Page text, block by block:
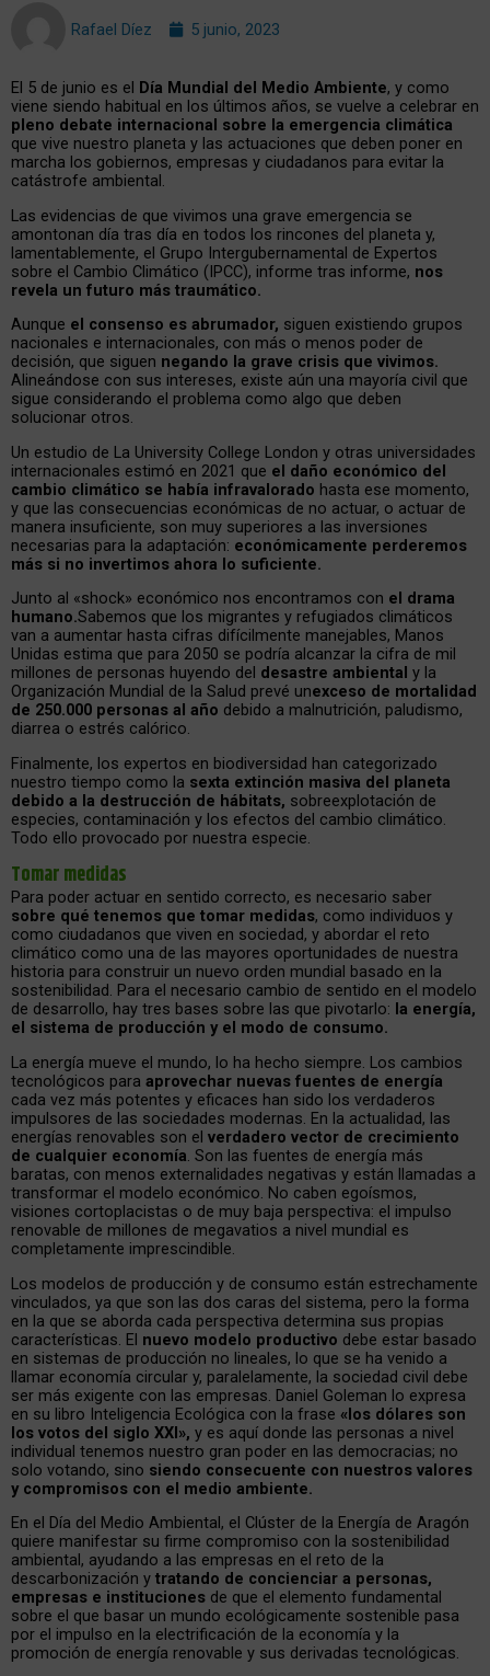
Rafael Díez 5 junio, 2023
El 5 de junio es el Día Mundial del Medio Ambiente, y como
viene siendo habitual en los últimos años, se vuelve a celebrar en
pleno debate internacional sobre la emergencia climática
que vive nuestro planeta y las actuaciones que deben poner en
marcha los gobiernos, empresas y ciudadanos para evitar la
catástrofe ambiental.
Las evidencias de que vivimos una grave emergencia se
amontonan día tras día en todos los rincones del planeta y,
lamentablemente, el Grupo Intergubernamental de Expertos
sobre el Cambio Climático (IPCC), informe tras informe, nos
revela un futuro más traumático.
Aunque el consenso es abrumador, siguen existiendo grupos
nacionales e internacionales, con más o menos poder de
decisión, que siguen negando la grave crisis que vivimos.
Alineándose con sus intereses, existe aún una mayoría civil que
sigue considerando el problema como algo que deben
solucionar otros.
Un estudio de La University College London y otras universidades
internacionales estimó en 2021 que el daño económico del
cambio climático se había infravalorado hasta ese momento,
y que las consecuencias económicas de no actuar, o actuar de
manera insuficiente, son muy superiores a las inversiones
necesarias para la adaptación: económicamente perderemos
más si no invertimos ahora lo suficiente.
Junto al «shock» económico nos encontramos con el drama
humano.Sabemos que los migrantes y refugiados climáticos
van a aumentar hasta cifras difícilmente manejables, Manos
Unidas estima que para 2050 se podría alcanzar la cifra de mil
millones de personas huyendo del desastre ambiental y la
Organización Mundial de la Salud prevé unexceso de mortalidad
de 250.000 personas al año debido a malnutrición, paludismo,
diarrea o estrés calórico.
Finalmente, los expertos en biodiversidad han categorizado
nuestro tiempo como la sexta extinción masiva del planeta
debido a la destrucción de hábitats, sobreexplotación de
especies, contaminación y los efectos del cambio climático.
Todo ello provocado por nuestra especie.
Tomar medidas
Para poder actuar en sentido correcto, es necesario saber
sobre qué tenemos que tomar medidas, como individuos y
como ciudadanos que viven en sociedad, y abordar el reto
climático como una de las mayores oportunidades de nuestra
historia para construir un nuevo orden mundial basado en la
sostenibilidad. Para el necesario cambio de sentido en el modelo
de desarrollo, hay tres bases sobre las que pivotarlo: la energía,
el sistema de producción y el modo de consumo.
La energía mueve el mundo, lo ha hecho siempre. Los cambios
tecnológicos para aprovechar nuevas fuentes de energía
cada vez más potentes y eficaces han sido los verdaderos
impulsores de las sociedades modernas. En la actualidad, las
energías renovables son el verdadero vector de crecimiento
de cualquier economía. Son las fuentes de energía más
baratas, con menos externalidades negativas y están llamadas a
transformar el modelo económico. No caben egoísmos,
visiones cortoplacistas o de muy baja perspectiva: el impulso
renovable de millones de megavatios a nivel mundial es
completamente imprescindible.
Los modelos de producción y de consumo están estrechamente
vinculados, ya que son las dos caras del sistema, pero la forma
en la que se aborda cada perspectiva determina sus propias
características. El nuevo modelo productivo debe estar basado
en sistemas de producción no lineales, lo que se ha venido a
llamar economía circular y, paralelamente, la sociedad civil debe
ser más exigente con las empresas. Daniel Goleman lo expresa
en su libro Inteligencia Ecológica con la frase «los dólares son
los votos del siglo XXI», y es aquí donde las personas a nivel
individual tenemos nuestro gran poder en las democracias; no
solo votando, sino siendo consecuente con nuestros valores
y compromisos con el medio ambiente.
En el Día del Medio Ambiental, el Clúster de la Energía de Aragón
quiere manifestar su firme compromiso con la sostenibilidad
ambiental, ayudando a las empresas en el reto de la
descarbonización y tratando de concienciar a personas,
empresas e instituciones de que el elemento fundamental
sobre el que basar un mundo ecológicamente sostenible pasa
por el impulso en la electrificación de la economía y la
promoción de energía renovable y sus derivadas tecnológicas.